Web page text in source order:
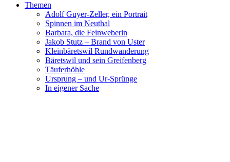
Themen
Adolf Guyer-Zeller, ein Portrait
Spinnen im Neuthal
Barbara, die Feinweberin
Jakob Stutz – Brand von Uster
Kleinbäretswil Rundwanderung
Bäretswil und sein Greifenberg
Täuferhöhle
Ursprung – und Ur-Sprünge
In eigener Sache